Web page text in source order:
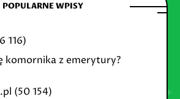
POPULARNE WPISY
116)
komornika z emerytury?
(50 154)